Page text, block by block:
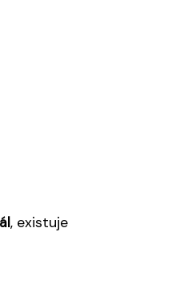
, existuje